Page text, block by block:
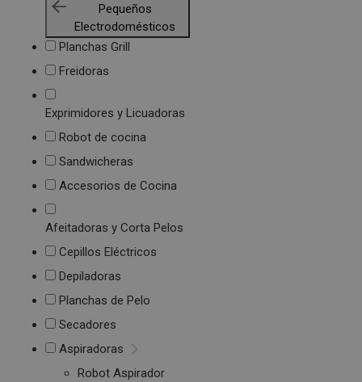
Pequeños
Electrodomésticos
Planchas Grill
Freidoras
Exprimidores y Licuadoras
Robot de cocina
Sandwicheras
Accesorios de Cocina
Afeitadoras y Corta Pelos
Cepillos Eléctricos
Depiladoras
Planchas de Pelo
Secadores
Aspiradoras
Robot Aspirador